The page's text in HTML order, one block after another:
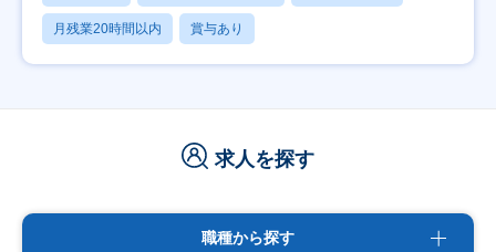
月残業20時間以内 賞与あり
求人を探す
職種から探す